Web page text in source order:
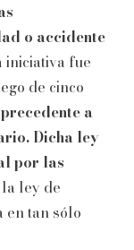
o accidente
iniciativa fue
de cinco
a
Dicha ley
por las
ley de
tan sólo